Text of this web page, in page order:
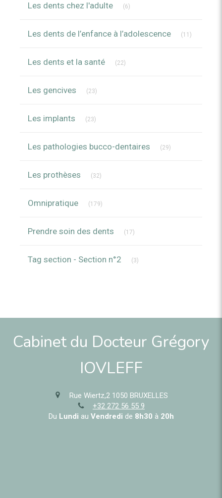
Les dents chez l'adulte (6)
Les dents de l’enfance à l’adolescence (11)
Les dents et la santé (22)
Les gencives (23)
Les implants (23)
Les pathologies bucco-dentaires (29)
Les prothèses (32)
Omnipratique (179)
Prendre soin des dents (17)
Tag section - Section n°2 (3)
Cabinet du Docteur Grégory
IOVLEFF
Rue Wiertz,2 1050 BRUXELLES
+32 272 56 55 9
Du Lundi au Vendredi de 8h30 à 20h